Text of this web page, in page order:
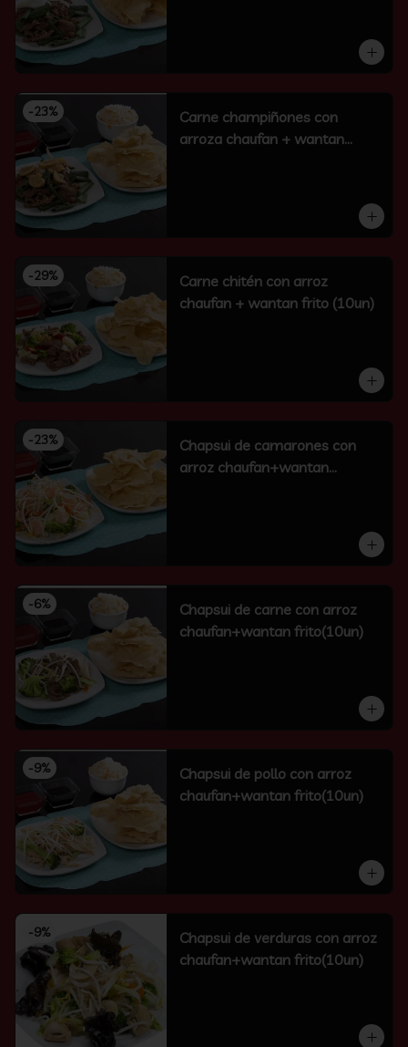
-23%
Carne champiñones con
arroza chaufan + wantan
-29%
Carne chitén con arroz
chaufan + wantan frito (10un)
-23%
Chapsui de camarones con
arroz chaufan+wantan
-6%
Chapsui de carne con arroz
chaufan+wantan frito(10un)
-9%
Chapsui de pollo con arroz
chaufan+wantan frito(10un)
-9%
Chapsui de verduras con arroz
chaufan+wantan frito(10un)